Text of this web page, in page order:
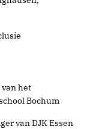
het
Bochum
van DJK Essen